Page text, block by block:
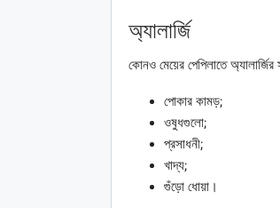
অ্যালার্জি
কোনও মেয়ের পেপিলাতে অ্যালার্জির
পোকার কামড়;
ওষুধগুলো;
প্রসাধনী;
খাদ্য;
গুঁড়ো ধোয়া।